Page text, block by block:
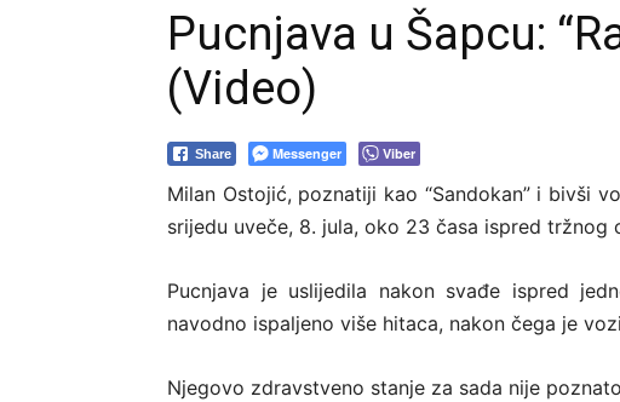
Pucnjava u Šapcu:
(Video)
Share Messenger Viber
Milan Ostojić, poznatiji kao “Sandokan” i bivši
srijedu uveče, 8. jula, oko 23 časa ispred tržnog
Pucnjava je uslijedila nakon svađe ispred
navodno ispaljeno više hitaca, nakon čega je
Njegovo zdravstveno stanje za sada nije